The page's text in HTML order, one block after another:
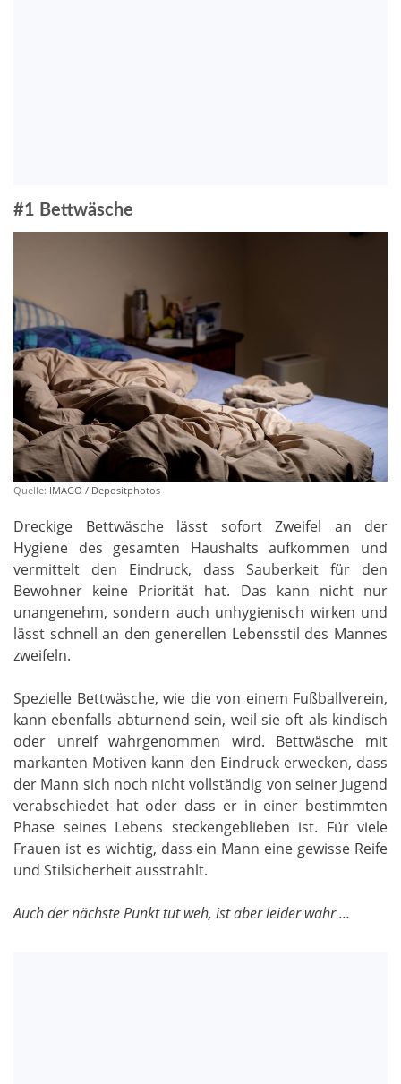
#1 Bettwäsche
Quelle: IMAGO / Depositphotos
Dreckige Bettwäsche lässt sofort Zweifel an der
Hygiene des gesamten Haushalts aufkommen und
vermittelt den Eindruck, dass Sauberkeit für den
Bewohner keine Priorität hat. Das kann nicht nur
unangenehm, sondern auch unhygienisch wirken und
lässt schnell an den generellen Lebensstil des Mannes
zweifeln.
Spezielle Bettwäsche, wie die von einem Fußballverein,
kann ebenfalls abturnend sein, weil sie oft als kindisch
oder unreif wahrgenommen wird. Bettwäsche mit
markanten Motiven kann den Eindruck erwecken, dass
der Mann sich noch nicht vollständig von seiner Jugend
verabschiedet hat oder dass er in einer bestimmten
Phase seines Lebens steckengeblieben ist. Für viele
Frauen ist es wichtig, dass ein Mann eine gewisse Reife
und Stilsicherheit ausstrahlt.
Auch der nächste Punkt tut weh, ist aber leider wahr ...